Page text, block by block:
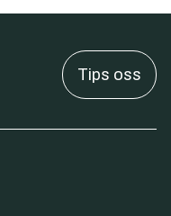
Tips oss